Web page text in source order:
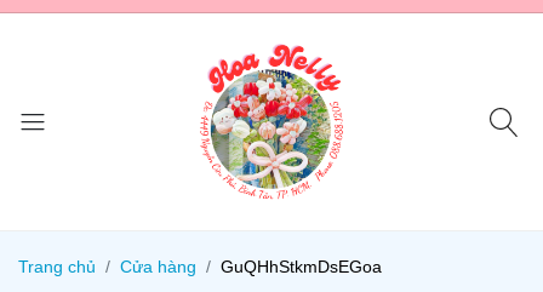
Trang chủ Cửa hàng GuQHhStkmDsEGoa